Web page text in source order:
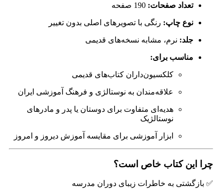
تعداد صفحات:
نوع چاپ: رنگی با تصویرهای اصلی بدون تغییر
جلد: نرم، مشابه نسخه‌های قدیمی
مناسب برای:
کلکسیون‌داران کتاب‌های قدیمی
علاقه‌مندان به نوستالژی و فرهنگ آموزشی ایران
هدیه‌ای متفاوت برای دوستان یا پدر و مادرهای
نوستالژیک
ابزار آموزشی برای مقایسه آموزش دیروز و امروز
چرا این کتاب خاص است؟
✅ بازگشتی به خاطرات زیبای دوران مدرسه